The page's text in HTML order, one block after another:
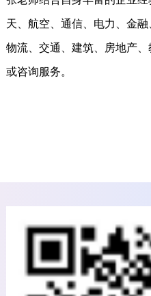
天、航空、通信、电力、金融
物流、交通、建筑、房地产
或咨询服务。